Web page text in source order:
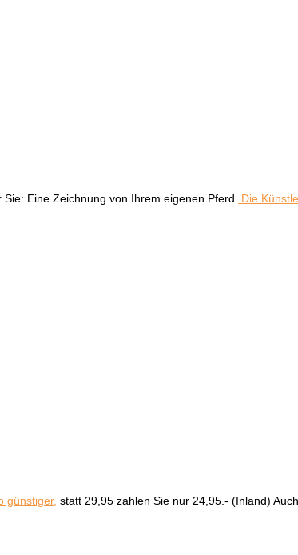
Eine Zeichnung von Ihrem eigenen Pferd. Die
günstiger, statt 29,95 zahlen Sie nur 24,95.- (Inland)